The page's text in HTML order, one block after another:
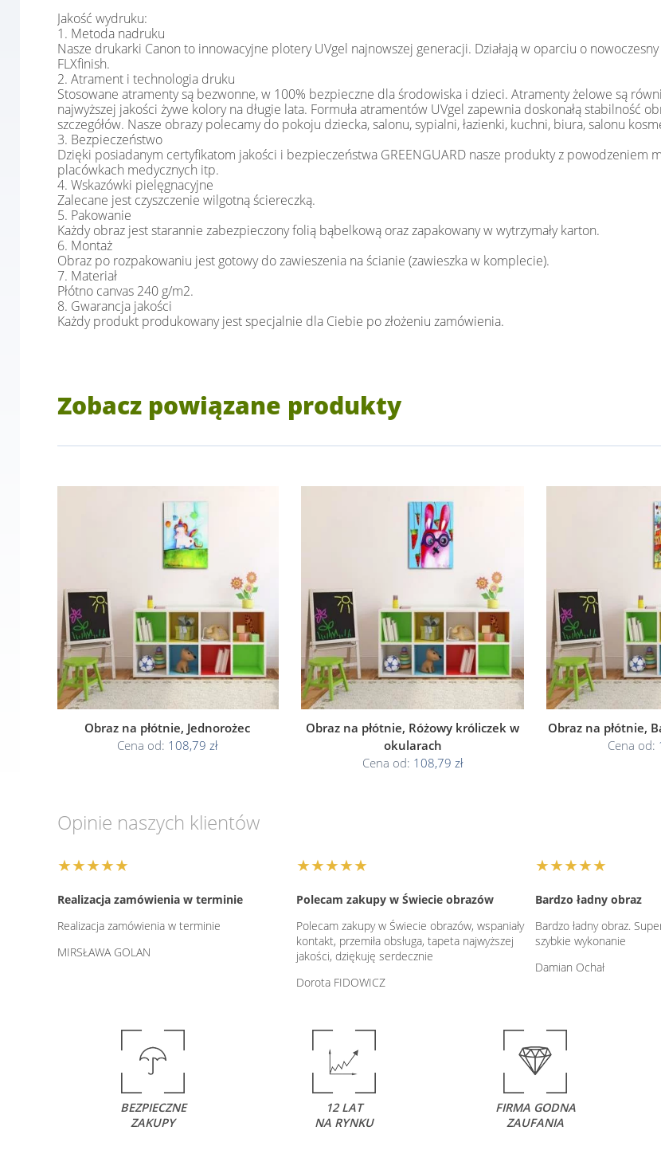
Jakość wydruku:
1. Metoda nadruku
Nasze drukarki Canon to innowacyjne plotery UVgel najnowszej generacji. Działają w oparciu o
FLXfinish.
2. Atrament i technologia druku
Stosowane atramenty są bezwonne, w 100% bezpieczne dla środowiska i dzieci. Atramenty żelowe są
najwyższej jakości żywe kolory na długie lata. Formuła atramentów UVgel zapewnia doskonałą stabilność
szczegółów. Nasze obrazy polecamy do pokoju dziecka, salonu, sypialni, łazienki, kuchni, biura, salonu
3. Bezpieczeństwo
Dzięki posiadanym certyfikatom jakości i bezpieczeństwa GREENGUARD nasze produkty z powodzeniem
placówkach medycznych itp.
4. Wskazówki pielęgnacyjne
Zalecane jest czyszczenie wilgotną ściereczką.
5. Pakowanie
Każdy obraz jest starannie zabezpieczony folią bąbelkową oraz zapakowany w wytrzymały karton.
6. Montaż
Obraz po rozpakowaniu jest gotowy do zawieszenia na ścianie (zawieszka w komplecie).
7. Materiał
Płótno canvas 240 g/m2.
8. Gwarancja jakości
Każdy produkt produkowany jest specjalnie dla Ciebie po złożeniu zamówienia.
Zobacz powiązane produkty
Obraz na płótnie, Jednorożec
Cena od: 108,79 zł
Obraz na płótnie, Różowy króliczek w
okularach
Cena od: 108,79 zł
Obraz na płótnie,
Cena od:
Opinie naszych klientów
★★★★★
Realizacja zamówienia w terminie
Realizacja zamówienia w terminie
MIRSŁAWA GOLAN
★★★★★
Polecam zakupy w Świecie obrazów
Polecam zakupy w Świecie obrazów, wspaniały
kontakt, przemiła obsługa, tapeta najwyższej
jakości, dziękuję serdecznie
Dorota FIDOWICZ
★★★★★
Bardzo ładny obraz
Bardzo ładny obraz.
szybkie wykonanie
Damian Ochał
BEZPIECZNE
ZAKUPY
12 LAT
NA RYNKU
FIRMA GODNA
ZAUFANIA